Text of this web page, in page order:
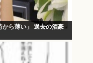
ら薄い」 過去の酒豪